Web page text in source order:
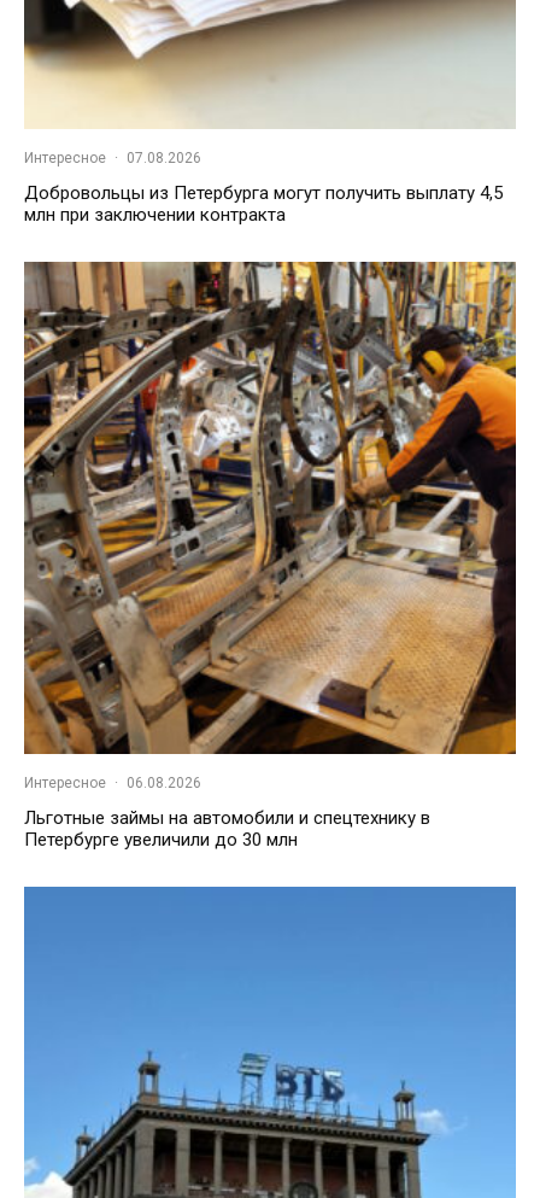
Интересное · 07.08.2026
Добровольцы из Петербурга могут получить выплату 4,5
млн при заключении контракта
Интересное · 06.08.2026
Льготные займы на автомобили и спецтехнику в
Петербурге увеличили до 30 млн